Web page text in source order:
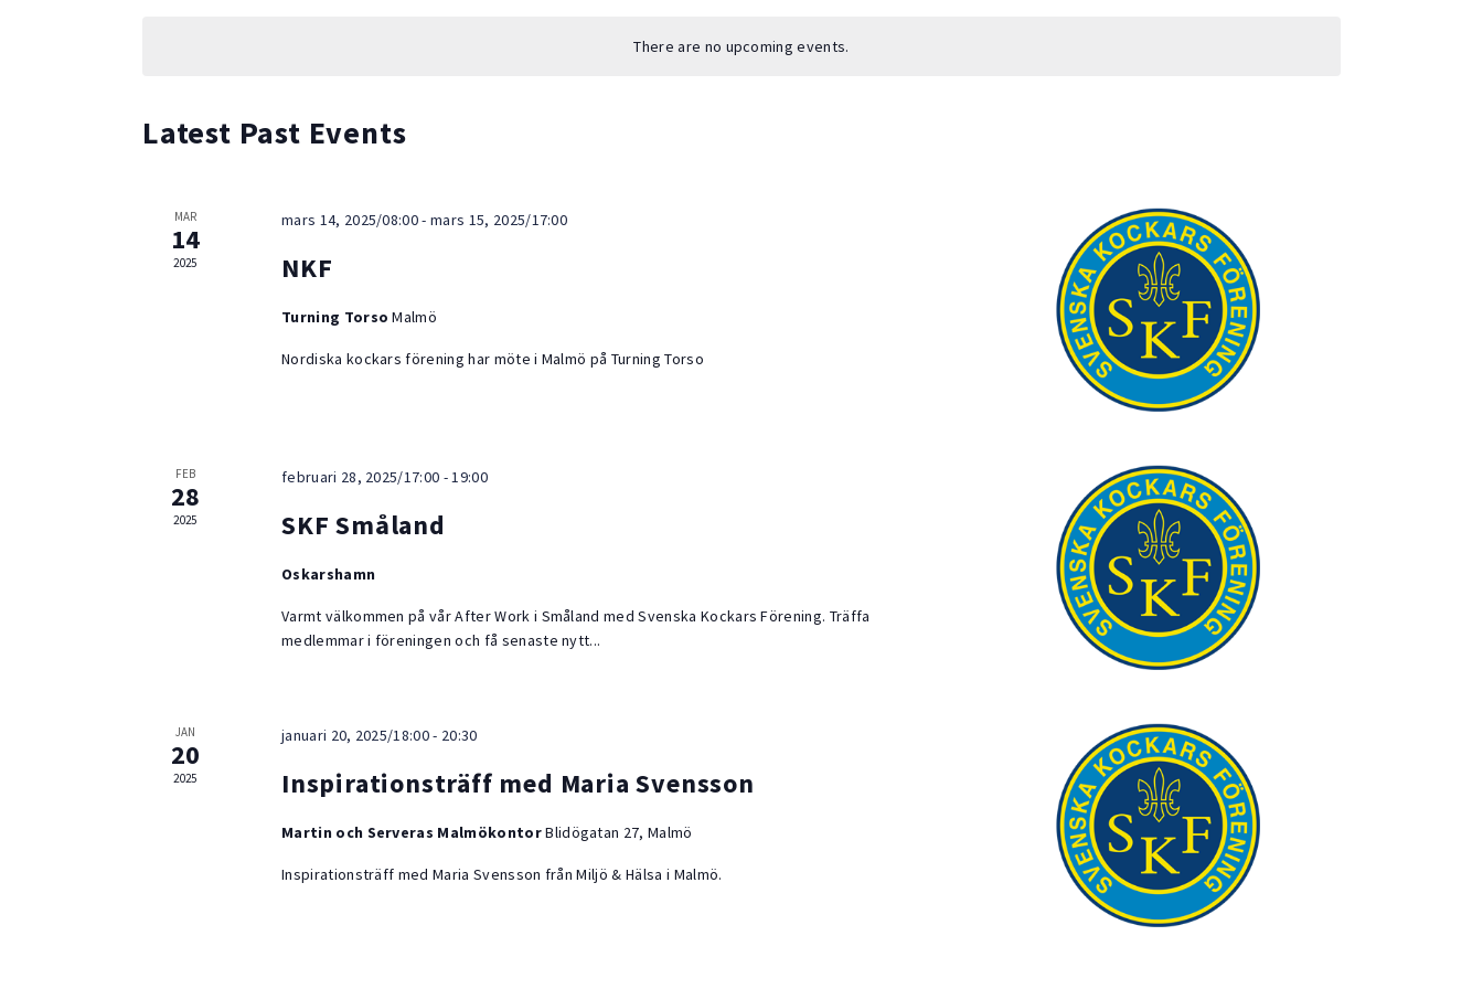
There are no upcoming events.
Latest Past Events
MAR
14
2025
mars 14, 2025/08:00-mars 15, 2025/17:00
NKF
Turning TorsoMalmö
Nordiska kockars förening har möte i Malmö på Turning Torso
FEB
28
2025
februari 28, 2025/17:00 -19:00
SKF Småland
Oskarshamn
Varmt välkommen på vår After Work i Småland med Svenska Kockars Förening. Träffa
medlemmar i föreningen och få senaste nytt...
JAN
20
2025
januari 20, 2025/18:00- 20:30
Inspirationsträff med Maria Svensson
Martin och Serveras MalmökontorBlidögatan 27, Malmö
Inspirationsträff med Maria Svensson från Miljö & Hälsa i Malmö.